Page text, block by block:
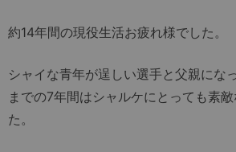
約14年間の現役生活お疲れ様でした。
シャイな青年が逞しい選手と父親にな
までの7年間はシャルケにとっても素
た。